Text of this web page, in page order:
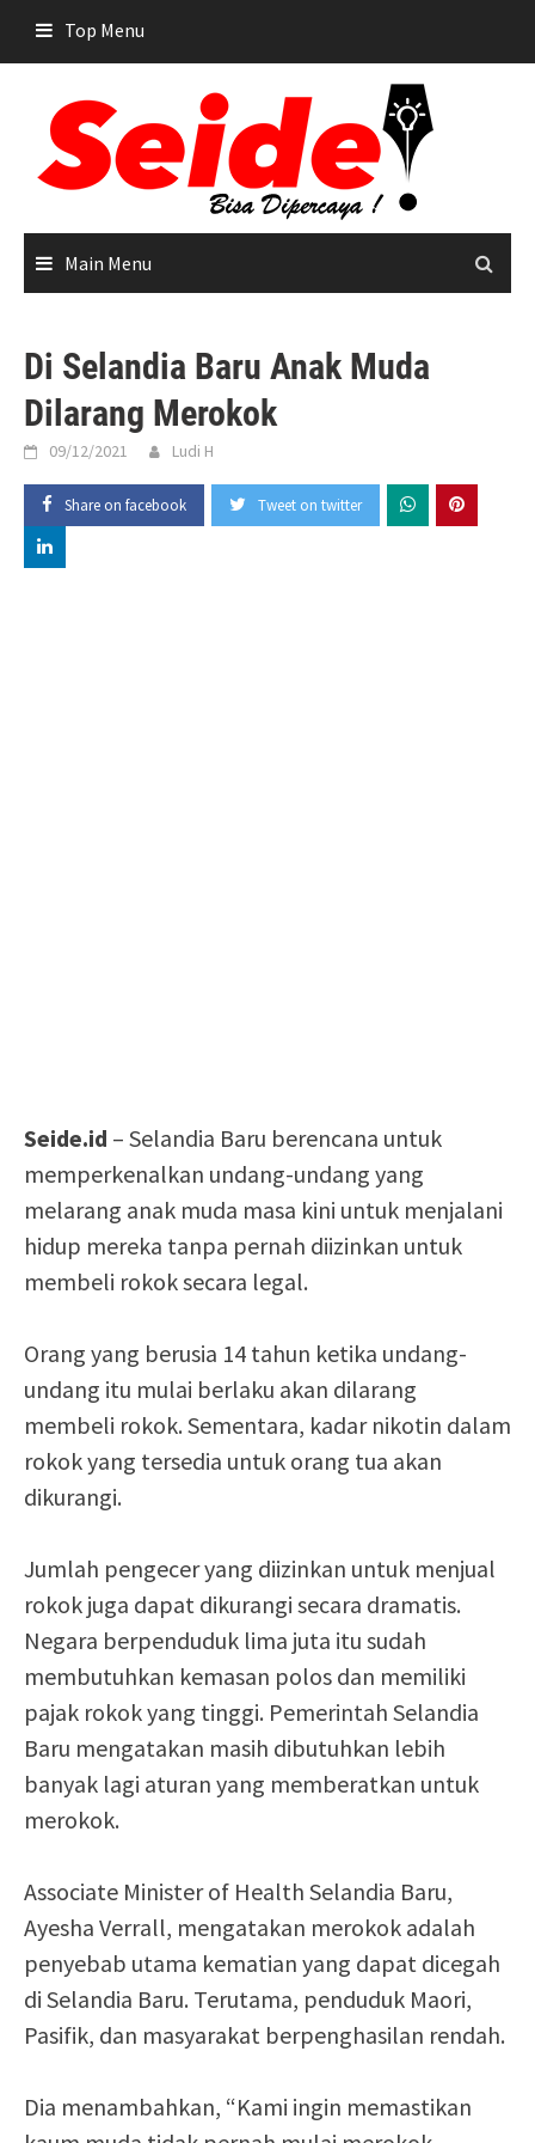
content
Top Menu
Main Menu
Di Selandia Baru Anak Muda
Dilarang Merokok
09/12/2021 Ludi H
Share on facebook Tweet on twitter
Seide.id – Selandia Baru berencana untuk
memperkenalkan undang-undang yang
melarang anak muda masa kini untuk menjalani
hidup mereka tanpa pernah diizinkan untuk
membeli rokok secara legal.
Orang yang berusia 14 tahun ketika undang-
undang itu mulai berlaku akan dilarang
membeli rokok. Sementara, kadar nikotin dalam
rokok yang tersedia untuk orang tua akan
dikurangi.
Jumlah pengecer yang diizinkan untuk menjual
rokok juga dapat dikurangi secara dramatis.
Negara berpenduduk lima juta itu sudah
membutuhkan kemasan polos dan memiliki
pajak rokok yang tinggi. Pemerintah Selandia
Baru mengatakan masih dibutuhkan lebih
banyak lagi aturan yang memberatkan untuk
merokok.
Associate Minister of Health Selandia Baru,
Ayesha Verrall, mengatakan merokok adalah
penyebab utama kematian yang dapat dicegah
di Selandia Baru. Terutama, penduduk Maori,
Pasifik, dan masyarakat berpenghasilan rendah.
Dia menambahkan, “Kami ingin memastikan